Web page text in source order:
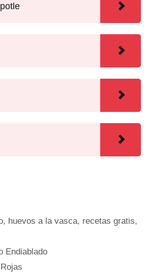
, huevos a la vasca, recetas gratis,
Endiablado